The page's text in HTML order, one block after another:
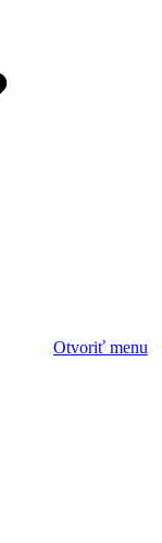
Otvoriť menu